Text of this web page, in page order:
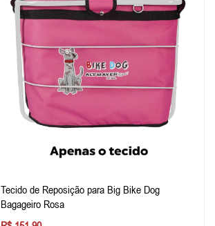
Tecido de Reposição para Big Bike Dog
Bagageiro Rosa